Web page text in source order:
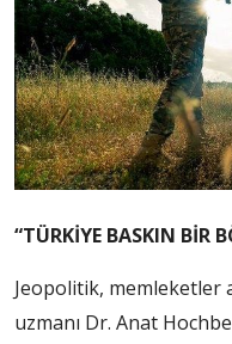
“TÜRKİYE BASKIN BİR
Jeopolitik, memleketler
uzmanı Dr. Anat